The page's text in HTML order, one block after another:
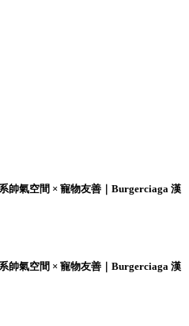
帥氣空間 × 寵物友善｜Burgerciaga 漢
帥氣空間 × 寵物友善｜Burgerciaga 漢